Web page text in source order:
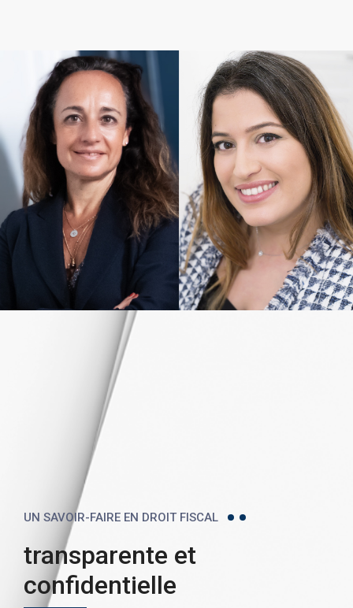
UN SAVOIR-FAIRE EN DROIT FISCAL
transparente et
confidentielle